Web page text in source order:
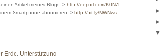
Artikel meines Blogs -> http://eepurl.com/K0NZL
Smartphone abonnieren -> http://bit.ly/MWNws
Erde Unterstützung
►
►
▼